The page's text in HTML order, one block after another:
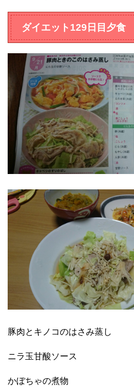
ダイエット129日目夕食
豚肉とキノコのはさみ蒸し
ニラ玉甘酸ソース
かぼちゃの煮物